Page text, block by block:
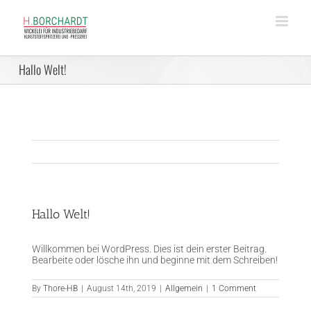
content
Hallo Welt!
Hallo Welt!
Willkommen bei WordPress. Dies ist dein erster Beitrag.
Bearbeite oder lösche ihn und beginne mit dem Schreiben!
By Thore-HB August 14th, 2019 Allgemein 1 Comment